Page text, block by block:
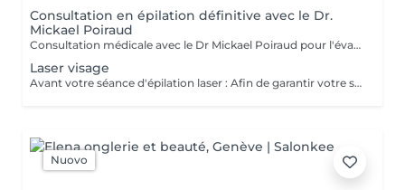
Consultation en épilation définitive avec le Dr.
Mickael Poiraud
Consultation médicale avec le Dr Mickael Poiraud pour l'évaluation et la prise en charge des cas complexes en épilation définitive, ainsi que pour les phototypes V et VI.
Laser visage
Avant votre séance d'épilation laser : Afin de garantir votre sécurité et l'efficacité du traitement, merci de vérifier les points suivants avant votre rendez-vous : Exposition au soleil : La zone à traiter ne doit pas avoir été exposée au soleil durant les 30 jours précédant la séance. Médicaments : Vous ne devez pas prendre de médicaments photosensibilisants. Si vous prenez du fer ou si un nouveau traitement a été prescrit depuis votre consultation, merci de contacter la Clinique avant votre rendez-vous. Grossesse et allaitement : Les traitements laser ne sont pas réalisés pendant la grossesse ou l'allaitement. Le jour de votre séance : Venez avec la zone parfaitement propre, sans crème, huile, déodorant, parfum, maquillage ni autobronzant. En cas de doute : Si l'une des situations ci-dessus vous concerne ou si votre état de santé a changé depuis votre dernier rendez-vous, merci de contacter la Clinique par WhatsApp au 078 669 63 44 avant de vous déplacer. Ces consignes permettent d'assurer un traitement efficace et réalisé dans les meilleures conditions de sécurité.
Nuovo